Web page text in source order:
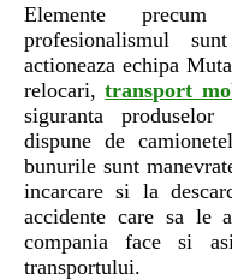
Elemente
profesionalismul
actioneaza echipa
relocari,transport
siguranta
dispune de
bunurile sunt
incarcare si la
accidente care sa le
compania face si
transportului.